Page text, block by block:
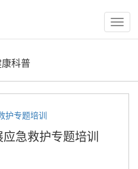
按
钮
科普
急救护专题培训